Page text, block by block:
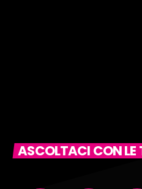
ASCOLTACI CON LE